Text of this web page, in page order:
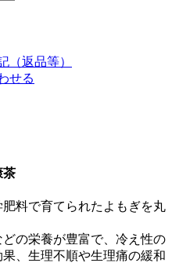
（返品等）
せる
茶
料で育てられたよもぎを丸
の栄養が豊富で、冷え性の
、生理不順や生理痛の緩和